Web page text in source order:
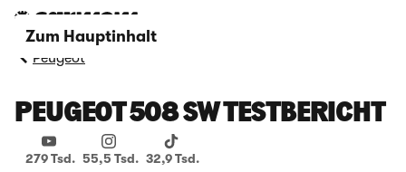
Zum Hauptinhalt
Peugeot
PEUGEOT 508 SW TESTBERICHT
279 Tsd. 55,5 Tsd. 32,9 Tsd.